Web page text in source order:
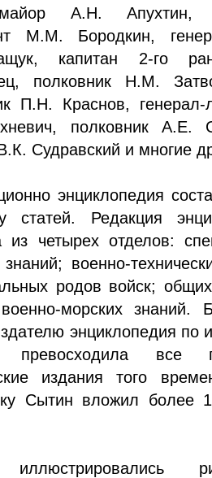
майор А.Н. Апухтин,
М.М. Бородкин,
капитан 2-го
полковник Н.М.
П.Н. Краснов, генерал-
полковник А.Е.
Судравский и многие
энциклопедия
статей. Редакция
из четырех отделов:
военно-
родов войск;
морских знаний.
энциклопедия по
превосходила все
издания того
Сытин вложил более